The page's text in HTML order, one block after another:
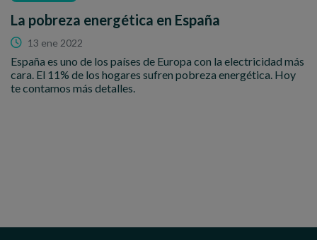
La pobreza energética en España
13 ene 2022
España es uno de los países de Europa con la electricidad más
cara. El 11% de los hogares sufren pobreza energética. Hoy
te contamos más detalles.